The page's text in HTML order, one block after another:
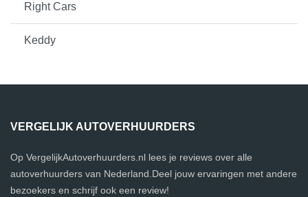
Right Cars
Keddy
VERGELIJK AUTOVERHUURDERS
Op VergelijkAutoverhuurders.nl lees je reviews over alle
autoverhuurders van Nederland.Deel jouw ervaringen met andere
bezoekers en schrijf ook een review!